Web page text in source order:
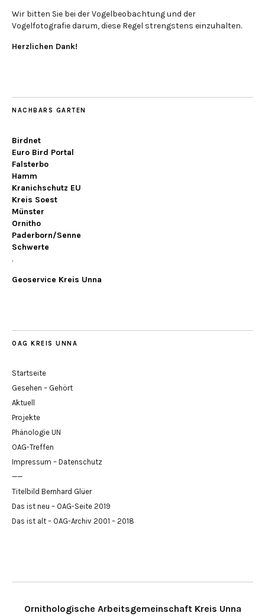
Wir bitten Sie bei der Vogelbeobachtung und der
Vogelfotografie darum, diese Regel strengstens einzuhalten.
Herzlichen Dank!
NACHBARS GARTEN
Birdnet
Euro Bird Portal
Falsterbo
Hamm
Kranichschutz EU
Kreis Soest
Münster
Ornitho
Paderborn/Senne
Schwerte
.
Geoservice Kreis Unna
OAG KREIS UNNA
Startseite
Gesehen – Gehört
Aktuell
Projekte
Phänologie UN
OAG-Treffen
Impressum – Datenschutz
——
Titelbild Bernhard Glüer
Das ist neu – OAG-Seite 2019
Das ist alt – OAG-Archiv 2001 – 2018
Ornithologische Arbeitsgemeinschaft Kreis Unna